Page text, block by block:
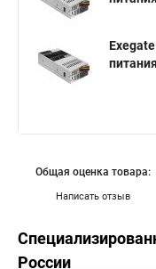
Написать отзыв
Общая оценка товара:
России